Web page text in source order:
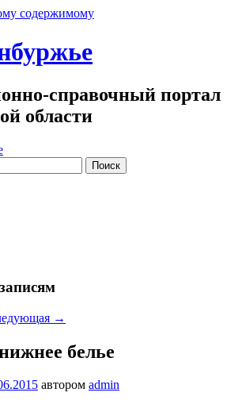
содержимому
справочный портал
области
→
белье
автором admin